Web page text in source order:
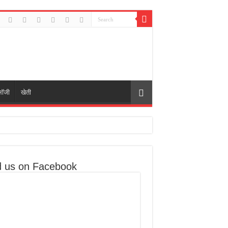
खेती
मुद्दे उठाए
us on Facebook